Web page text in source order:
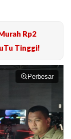
Rp2
Tinggi!
Perbesar